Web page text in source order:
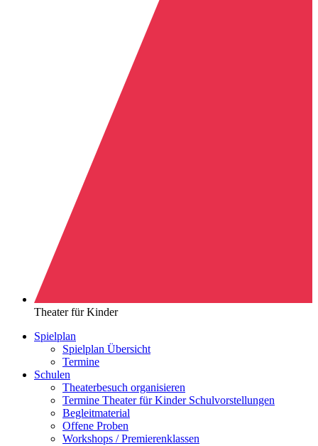
Theater für Kinder
Spielplan
Spielplan Übersicht
Termine
Schulen
Theaterbesuch organisieren
Termine Theater für Kinder Schulvorstellungen
Begleitmaterial
Offene Proben
Workshops / Premierenklassen